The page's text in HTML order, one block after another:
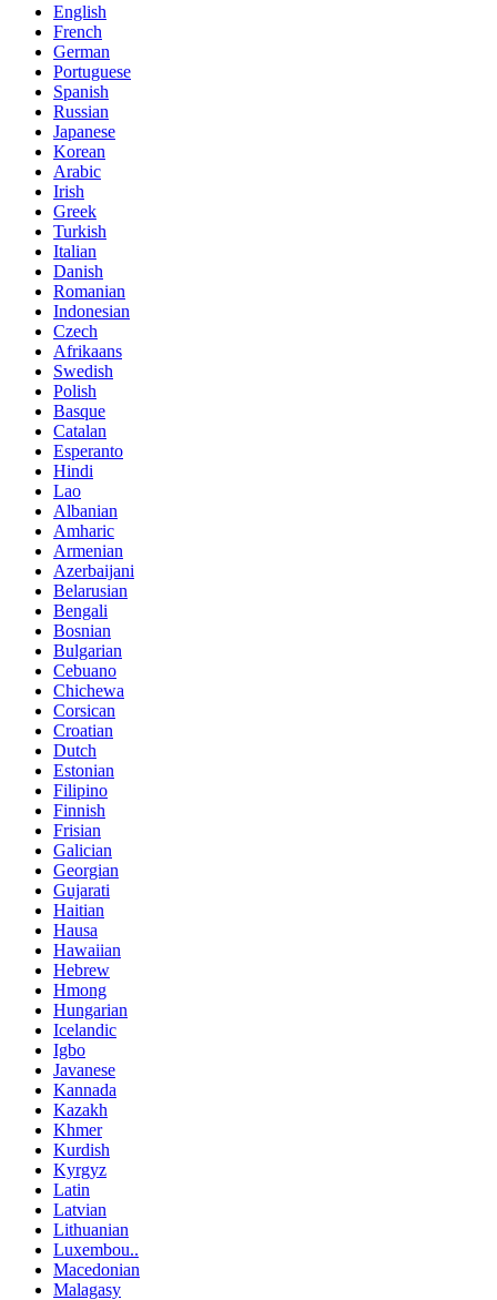
English
French
German
Portuguese
Spanish
Russian
Japanese
Korean
Arabic
Irish
Greek
Turkish
Italian
Danish
Romanian
Indonesian
Czech
Afrikaans
Swedish
Polish
Basque
Catalan
Esperanto
Hindi
Lao
Albanian
Amharic
Armenian
Azerbaijani
Belarusian
Bengali
Bosnian
Bulgarian
Cebuano
Chichewa
Corsican
Croatian
Dutch
Estonian
Filipino
Finnish
Frisian
Galician
Georgian
Gujarati
Haitian
Hausa
Hawaiian
Hebrew
Hmong
Hungarian
Icelandic
Igbo
Javanese
Kannada
Kazakh
Khmer
Kurdish
Kyrgyz
Latin
Latvian
Lithuanian
Luxembou..
Macedonian
Malagasy